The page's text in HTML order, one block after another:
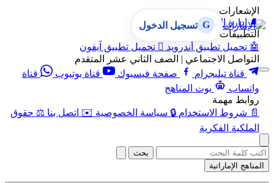
الإشعارات
🔔 إدارة الإشعارات
التطبيقات
🤖 تحميل تطبيق أندرويد  تحميل تطبيق آيفون
التواصل الاجتماعي | الصف الثاني عشر المتقدم
قناة تيليجرام
صفحة فيسبوك قناة يوتيوب
قناة
واتساب
بوت المناهج
روابط مهمة
📄 شروط الاستخدام 🔒 سياسة الخصوصية ✉️ اتصل بنا ⚖️ حقوق
الملكية الفكرية
G تسجيل الدخول
بحث
المناهج الإماراتية